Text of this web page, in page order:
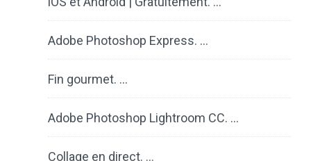
Adobe Photoshop Express. …
Fin gourmet. …
Adobe Photoshop Lightroom CC. …
Collage en direct. …